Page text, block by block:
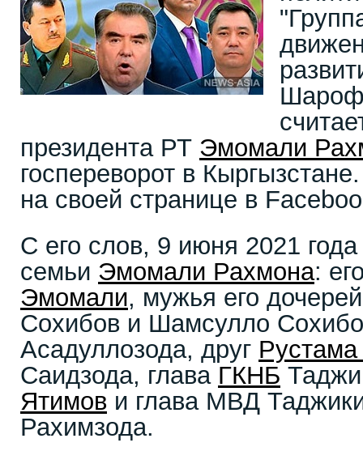
президента РТ Эмомали
госпереворот в
на своей странице в
С его слов, 9 июня 2021
семьи Эмомали Рахмона:
Эмомали, мужья его
Сохибов и Шамсулло
Асадуллозода, друг
Саидзода, глава ГКНБ
Ятимов и глава МВД
Рахимзода.